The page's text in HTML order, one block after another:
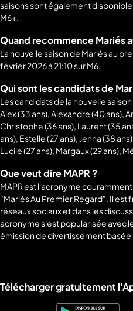
saisons sont également
M6+.
Quand recommence Mariés
La nouvelle saison de Mariés au
février 2026 à 21:10 sur M6.
Qui sont les candidats de
Les candidats de la nouvelle
Alex (33 ans), Alexandre (40 ans),
Christophe (36 ans), Laurent (35
ans), Estelle (27 ans), Jenna (38
Lucile (27 ans), Margaux (29 ans),
Que veut dire MAPR ?
MAPR est l'acronyme
"Mariés Au Premier Regard". Il
réseaux sociaux et dans les
acronyme s'est popularisée avec
émission de divertissement basée
Liens utiles M6+.
Télécharger gratuitement